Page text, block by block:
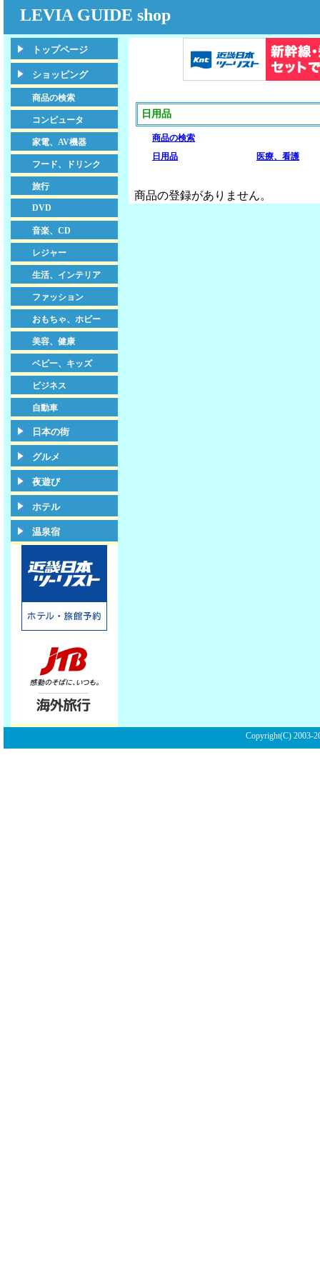
LEVIA GUIDE shop
トップページ
ショッピング
商品の検索
コンピュータ
家電、AV機器
フード、ドリンク
旅行
DVD
音楽、CD
レジャー
生活、インテリア
ファッション
おもちゃ、ホビー
美容、健康
ベビー、キッズ
ビジネス
自動車
日本の街
グルメ
夜遊び
ホテル
温泉宿
日用品
商品の検索
日用品
医療、看護
商品の登録がありません。
Copyright(C) 2003-